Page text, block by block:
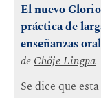
El nuevo
práctica de
enseñanzas
deChöje Lingpa
Se dice que